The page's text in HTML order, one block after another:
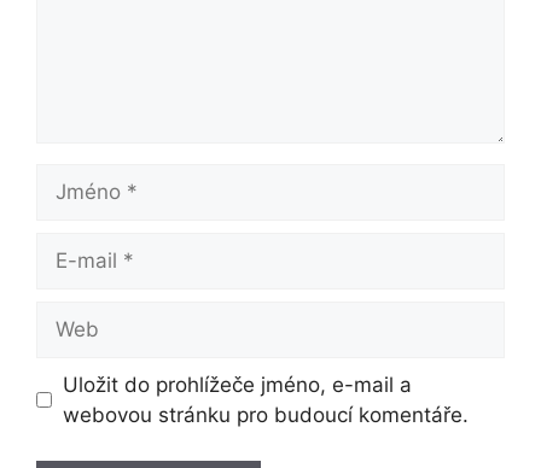
Jméno
mail
Uložit do prohlížeče jméno, e-mail a
webovou stránku pro budoucí komentáře.